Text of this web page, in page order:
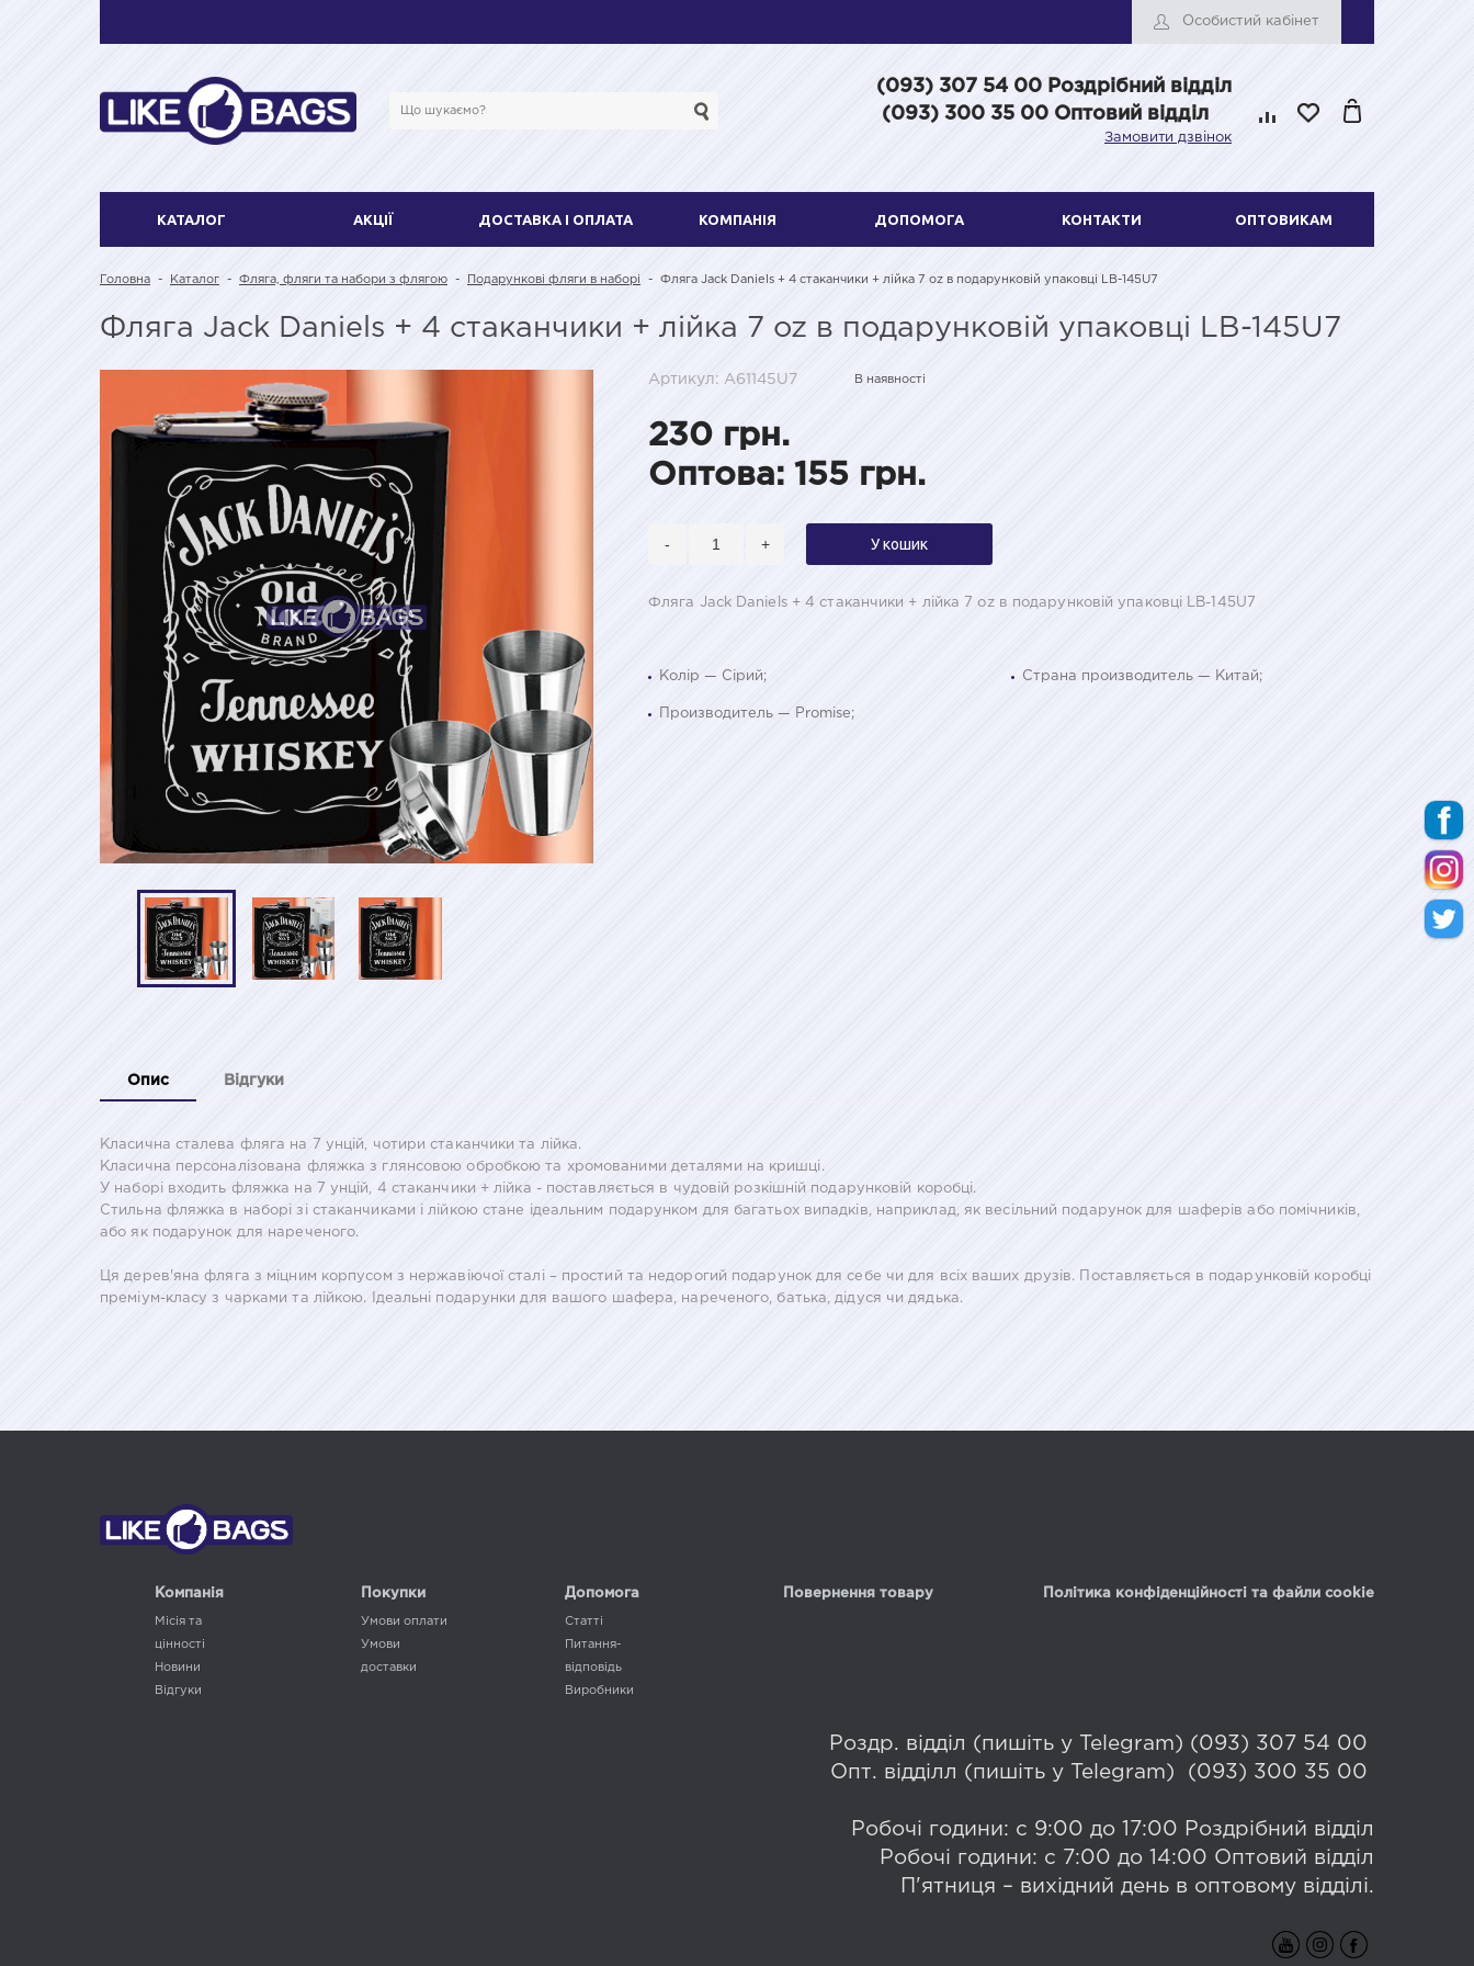
Особистий кабінет
(093) 307 54 00 Роздрібний відділ
(093) 300 35 00 Оптовий відділ
Замовити дзвінок
КАТАЛОГ АКЦІЇ ДОСТАВКА І ОПЛАТА КОМПАНІЯ ДОПОМОГА КОНТАКТИ ОПТОВИКАМ
Головна - Каталог - Фляга, фляги та набори з флягою - Подарункові фляги в наборі - Фляга Jack Daniels + 4 стаканчики + лійка 7 oz в подарунковій упаковці LB-145U7
Фляга Jack Daniels + 4 стаканчики + лійка 7 oz в подарунковій упаковці LB-145U7
Артикул: A61145U7 В наявності
230 грн.
Оптова: 155 грн.
- + У кошик
Фляга Jack Daniels + 4 стаканчики + лійка 7 oz в подарунковій упаковці LB-145U7
Колір — Сірий; Страна производитель — Китай;
Производитель — Promise;
Опис Відгуки
Класична сталева фляга на 7 унцій, чотири стаканчики та лійка.
Класична персоналізована фляжка з глянсовою обробкою та хромованими деталями на кришці.
У наборі входить фляжка на 7 унцій, 4 стаканчики + лійка - поставляється в чудовій розкішній подарунковій коробці.
Стильна фляжка в наборі зі стаканчиками і лійкою стане ідеальним подарунком для багатьох випадків, наприклад, як весільний подарунок для шаферів або помічників,
або як подарунок для нареченого.
Ця дерев'яна фляга з міцним корпусом з нержавіючої сталі – простий та недорогий подарунок для себе чи для всіх ваших друзів. Поставляється в подарунковій коробці
преміум-класу з чарками та лійкою. Ідеальні подарунки для вашого шафера, нареченого, батька, дідуся чи дядька.
Компанія
Місія та
цінності
Новини
Відгуки
Покупки
Умови оплати
Умови
доставки
Допомога
Статті
Питання-
відповідь
Виробники
Повернення товару Політика конфіденційності та файли cookie
Роздр. відділ (пишіть у Telegram) (093) 307 54 00
Опт. відділл (пишіть у Telegram) (093) 300 35 00
Робочі години: с 9:00 до 17:00 Роздрібний відділ
Робочі години: с 7:00 до 14:00 Оптовий відділ
П'ятниця – вихідний день в оптовому відділі.